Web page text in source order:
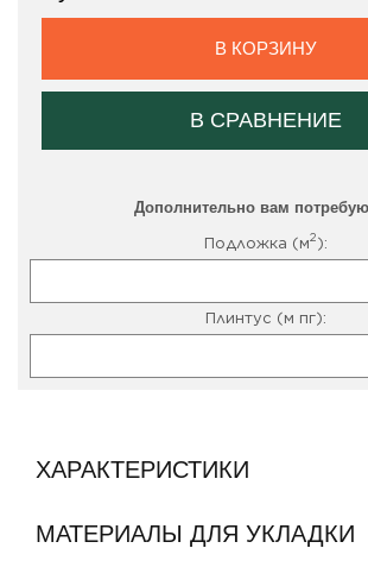
Дополнительно вам
Подложка (м2):
Плинтус (м пг):
В КОРЗИНУ
В СРАВНЕНИЕ
ХАРАКТЕРИСТИКИ
МАТЕРИАЛЫ ДЛЯ УКЛАДКИ